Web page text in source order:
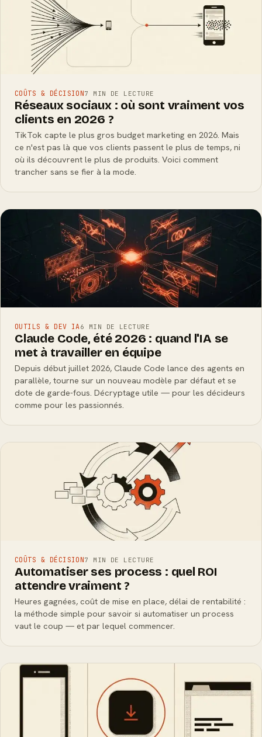
COÛTS & DÉCISION7 MIN DE LECTURE
Réseaux sociaux : où sont vraiment vos
clients en 2026 ?
TikTok capte le plus gros budget marketing en 2026. Mais
ce n'est pas là que vos clients passent le plus de temps, ni
où ils découvrent le plus de produits. Voici comment
trancher sans se fier à la mode.
OUTILS & DEV IA6 MIN DE LECTURE
Claude Code, été 2026 : quand l'IA se
met à travailler en équipe
Depuis début juillet 2026, Claude Code lance des agents en
parallèle, tourne sur un nouveau modèle par défaut et se
dote de garde-fous. Décryptage utile — pour les décideurs
comme pour les passionnés.
COÛTS & DÉCISION7 MIN DE LECTURE
Automatiser ses process : quel ROI
attendre vraiment ?
Heures gagnées, coût de mise en place, délai de rentabilité :
la méthode simple pour savoir si automatiser un process
vaut le coup — et par lequel commencer.